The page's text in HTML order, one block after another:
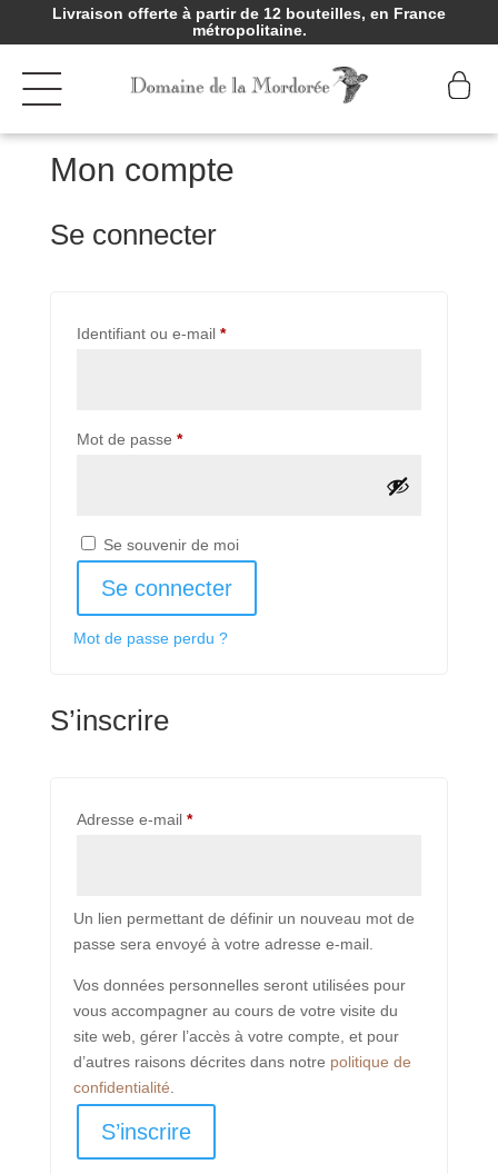
Livraison offerte à partir de 12 bouteilles, en France
métropolitaine.
Mon compte
Se connecter
Identifiant ou e-mail *Obligatoire
Mot de passe *Obligatoire
Se souvenir de moi
Se connecter
Mot de passe perdu ?
S’inscrire
Adresse e-mail *Obligatoire
Un lien permettant de définir un nouveau mot de
passe sera envoyé à votre adresse e-mail.
Vos données personnelles seront utilisées pour
vous accompagner au cours de votre visite du
site web, gérer l’accès à votre compte, et pour
d’autres raisons décrites dans notre politique de
confidentialité
S’inscrire